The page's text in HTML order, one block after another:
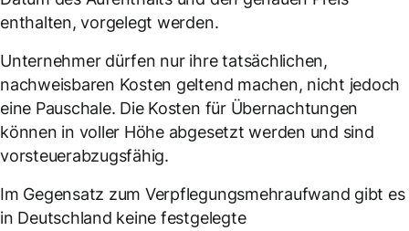
enthalten, vorgelegt werden.
Unternehmer dürfen nur ihre tatsächlichen,
nachweisbaren Kosten geltend machen, nicht jedoch
eine Pauschale. Die Kosten für Übernachtungen
können in voller Höhe abgesetzt werden und sind
vorsteuerabzugsfähig.
Im Gegensatz zum Verpflegungsmehraufwand gibt es
in Deutschland keine festgelegte